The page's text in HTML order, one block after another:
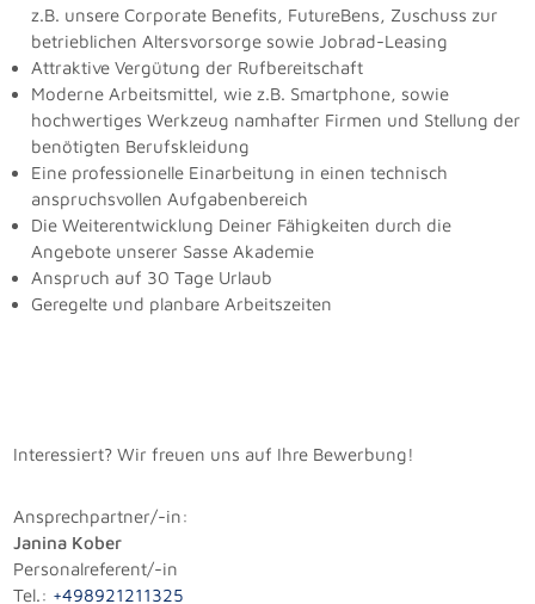
z.B. unsere Corporate Benefits, FutureBens, Zuschuss zur
betrieblichen Altersvorsorge sowie Jobrad-Leasing
Attraktive Vergütung der Rufbereitschaft
Moderne Arbeitsmittel, wie z.B. Smartphone, sowie
hochwertiges Werkzeug namhafter Firmen und Stellung der
benötigten Berufskleidung
Eine professionelle Einarbeitung in einen technisch
anspruchsvollen Aufgabenbereich
Die Weiterentwicklung Deiner Fähigkeiten durch die
Angebote unserer Sasse Akademie
Anspruch auf 30 Tage Urlaub
Geregelte und planbare Arbeitszeiten
Interessiert? Wir freuen uns auf Ihre Bewerbung!
Ansprechpartner/-in:
Janina Kober
Personalreferent/-in
Tel.: +498921211325